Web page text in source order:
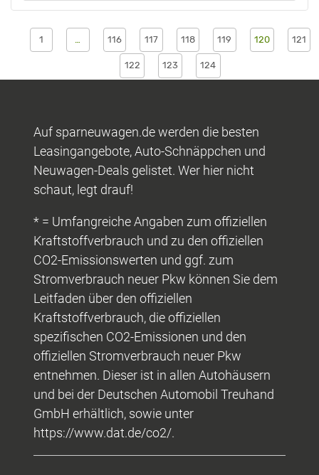
1 116 117 118 119 120 121
122 123 124
Auf sparneuwagen.de werden die besten
Leasingangebote, Auto-Schnäppchen und
Neuwagen-Deals gelistet. Wer hier nicht
schaut, legt drauf!
* = Umfangreiche Angaben zum offiziellen
Kraftstoffverbrauch und zu den offiziellen
CO2-Emissionswerten und ggf. zum
Stromverbrauch neuer Pkw können Sie dem
Leitfaden über den offiziellen
Kraftstoffverbrauch, die offiziellen
spezifischen CO2-Emissionen und den
offiziellen Stromverbrauch neuer Pkw
entnehmen. Dieser ist in allen Autohäusern
und bei der Deutschen Automobil Treuhand
GmbH erhältlich, sowie unter
https://www.dat.de/co2/.